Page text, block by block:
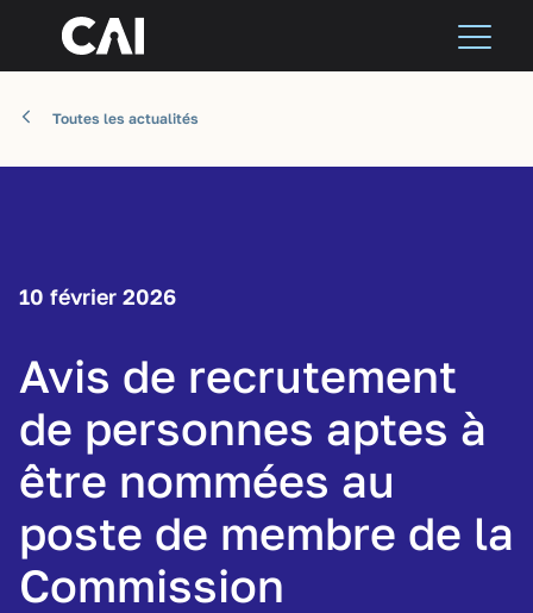
Toutes les actualités
10 février 2026
Avis de recrutement
de personnes aptes à
être nommées au
poste de membre de la
Commission